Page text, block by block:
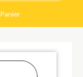
Panier